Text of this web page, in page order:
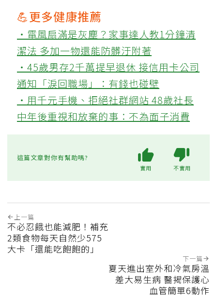
💪更多健康推薦
‧電風扇滿是灰塵？家事達人教1分鐘清
潔法 多加一物還能防髒汙附著
‧45歲男存2千萬提早退休 接信用卡公司
通知「淚回職場」：有錢也碰壁
‧用千元手機、拒絕社群網站 48歲社長
中年後重視和放棄的事：不為面子消費
這篇文章對你有幫助嗎?
實用 不實用
上一篇
不必忍餓也能減肥！補充
2類食物每天自然少575
大卡「還能吃飽飽的」
下一篇
夏天進出室外和冷氣房溫
差大易生病 醫揭保護心
血管簡單6動作